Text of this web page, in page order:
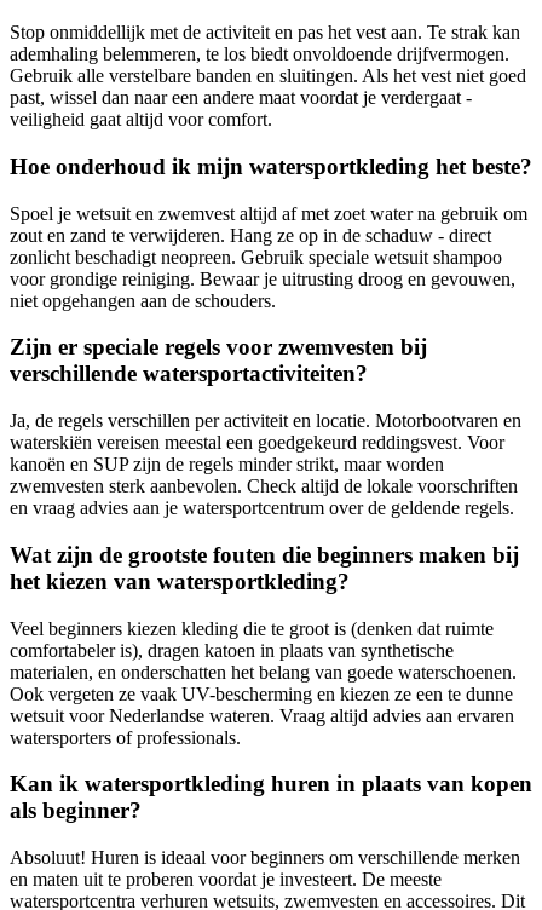
Stop onmiddellijk met de activiteit en pas het vest aan. Te strak kan
ademhaling belemmeren, te los biedt onvoldoende drijfvermogen.
Gebruik alle verstelbare banden en sluitingen. Als het vest niet goed
past, wissel dan naar een andere maat voordat je verdergaat -
veiligheid gaat altijd voor comfort.
Hoe onderhoud ik mijn watersportkleding het beste?
Spoel je wetsuit en zwemvest altijd af met zoet water na gebruik om
zout en zand te verwijderen. Hang ze op in de schaduw - direct
zonlicht beschadigt neopreen. Gebruik speciale wetsuit shampoo
voor grondige reiniging. Bewaar je uitrusting droog en gevouwen,
niet opgehangen aan de schouders.
Zijn er speciale regels voor zwemvesten bij
verschillende watersportactiviteiten?
Ja, de regels verschillen per activiteit en locatie. Motorbootvaren en
waterskiën vereisen meestal een goedgekeurd reddingsvest. Voor
kanoën en SUP zijn de regels minder strikt, maar worden
zwemvesten sterk aanbevolen. Check altijd de lokale voorschriften
en vraag advies aan je watersportcentrum over de geldende regels.
Wat zijn de grootste fouten die beginners maken bij
het kiezen van watersportkleding?
Veel beginners kiezen kleding die te groot is (denken dat ruimte
comfortabeler is), dragen katoen in plaats van synthetische
materialen, en onderschatten het belang van goede waterschoenen.
Ook vergeten ze vaak UV-bescherming en kiezen ze een te dunne
wetsuit voor Nederlandse wateren. Vraag altijd advies aan ervaren
watersporters of professionals.
Kan ik watersportkleding huren in plaats van kopen
als beginner?
Absoluut! Huren is ideaal voor beginners om verschillende merken
en maten uit te proberen voordat je investeert. De meeste
watersportcentra verhuren wetsuits, zwemvesten en accessoires. Dit